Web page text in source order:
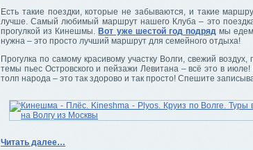
Есть такие поездки, которые не забываются, и такие
лучше. Самый любимый маршрут нашего Клуба – это
прогулкой из Кинешмы. Вот уже шестой год подрядмы едем
нужна – это просто лучший маршрут для семейного отдыха!
Прогулка по самому красивому участку Волги, свежий
темы пьес Островского и пейзажи Левитана – всё это в
толп народа – это так здорово и так просто! Спешите
Читать далее…